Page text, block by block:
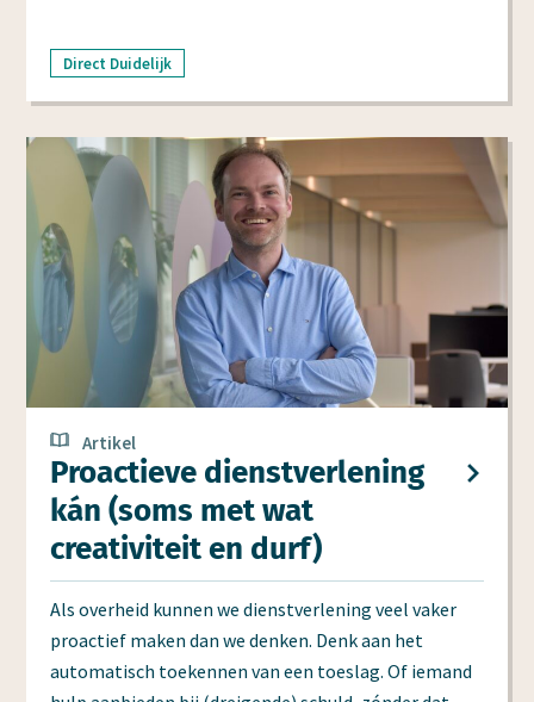
Direct Duidelijk
Proactieve dienst­verlening
kán (soms met wat
creativiteit en durf)
Artikel
Als overheid kunnen we dienstverlening veel vaker
proactief maken dan we denken. Denk aan het
automatisch toekennen van een toeslag. Of iemand